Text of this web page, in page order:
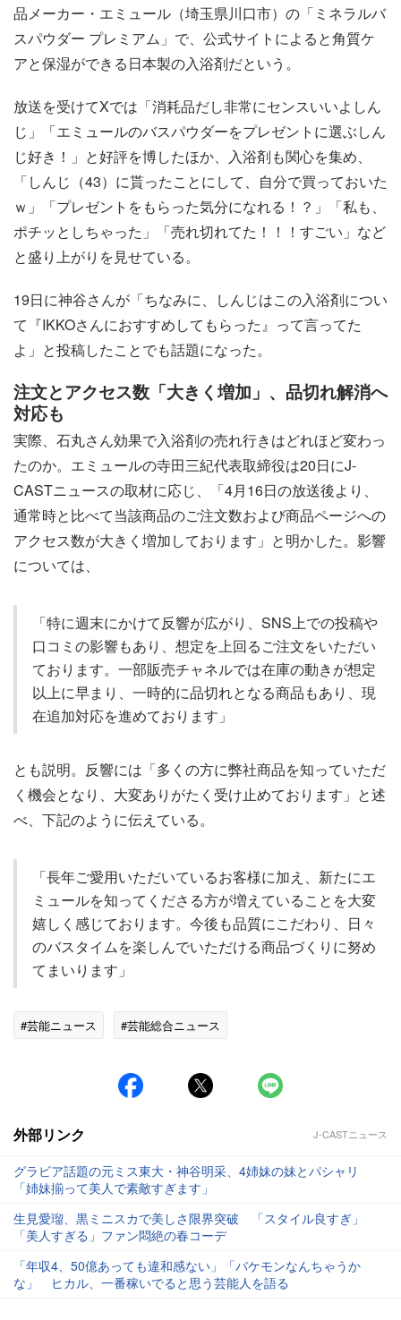
品メーカー・エミュール（埼玉県川口市）の「ミネラルバ
スパウダー プレミアム」で、公式サイトによると角質ケ
アと保湿ができる日本製の入浴剤だという。
放送を受けてXでは「消耗品だし非常にセンスいいよしん
じ」「エミュールのバスパウダーをプレゼントに選ぶしん
じ好き！」と好評を博したほか、入浴剤も関心を集め、
「しんじ（43）に貰ったことにして、自分で買っておいた
ｗ」「プレゼントをもらった気分になれる！？」「私も、
ポチッとしちゃった」「売れ切れてた！！！すごい」など
と盛り上がりを見せている。
19日に神谷さんが「ちなみに、しんじはこの入浴剤につい
て『IKKOさんにおすすめしてもらった』って言ってた
よ」と投稿したことでも話題になった。
注文とアクセス数「大きく増加」、品切れ解消へ
対応も
実際、石丸さん効果で入浴剤の売れ行きはどれほど変わっ
たのか。エミュールの寺田三紀代表取締役は20日にJ-
CASTニュースの取材に応じ、「4月16日の放送後より、
通常時と比べて当該商品のご注文数および商品ページへの
アクセス数が大きく増加しております」と明かした。影響
については、
「特に週末にかけて反響が広がり、SNS上での投稿や
口コミの影響もあり、想定を上回るご注文をいただい
ております。一部販売チャネルでは在庫の動きが想定
以上に早まり、一時的に品切れとなる商品もあり、現
在追加対応を進めております」
とも説明。反響には「多くの方に弊社商品を知っていただ
く機会となり、大変ありがたく受け止めております」と述
べ、下記のように伝えている。
「長年ご愛用いただいているお客様に加え、新たにエ
ミュールを知ってくださる方が増えていることを大変
嬉しく感じております。今後も品質にこだわり、日々
のバスタイムを楽しんでいただける商品づくりに努め
てまいります」
#芸能ニュース #芸能総合ニュース
外部リンク J-CASTニュース
グラビア話題の元ミス東大・神谷明采、4姉妹の妹とパシャリ
「姉妹揃って美人で素敵すぎます」
生見愛瑠、黒ミニスカで美しさ限界突破 「スタイル良すぎ」
「美人すぎる」ファン悶絶の春コーデ
「年収4、50億あっても違和感ない」「バケモンなんちゃうか
な」 ヒカル、一番稼いでると思う芸能人を語る